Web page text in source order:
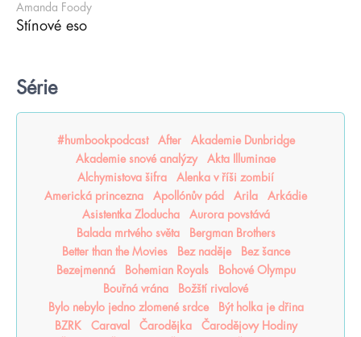
Amanda Foody
Stínové eso
Série
#humbookpodcast After
Akademie Dunbridge
Akademie snové analýzy
Akta Illuminae
Alchymistova šifra
Alenka v říši zombií
Americká princezna
Apollónův pád Arila
Arkádie
Asistentka Zloducha
Aurora povstává
Balada mrtvého světa
Bergman Brothers
Better than the Movies
Bez naděje
Bez šance
Bezejmenná
Bohemian Royals
Bohové Olympu
Bouřná vrána
Božští rivalové
Bylo nebylo jedno zlomené srdce
Být holka je dřina
BZRK
Caraval Čarodějka
Čarodějovy Hodiny